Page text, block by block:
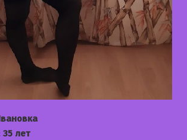
35 лет